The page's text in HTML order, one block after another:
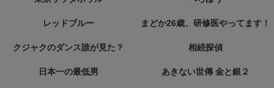
レッドブルー まどか26歳、研修医やってます！
クジャクのダンス誰が見た？ 相続探偵
日本一の最低男 あきない世傳 金と銀２